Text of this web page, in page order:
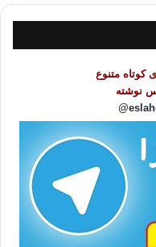
متنوع
نوشته